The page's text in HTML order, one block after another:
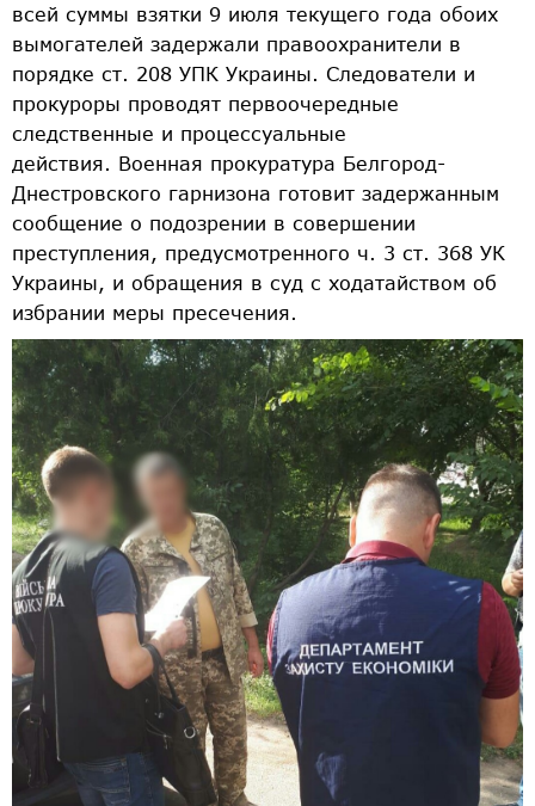
всей суммы взятки 9 июля текущего года обоих
вымогателей задержали правоохранители в
порядке ст. 208 УПК Украины. Следователи и
прокуроры проводят первоочередные
следственные и процессуальные
действия. Военная прокуратура Белгород-
Днестровского гарнизона готовит задержанным
сообщение о подозрении в совершении
преступления, предусмотренного ч. 3 ст. 368 УК
Украины, и обращения в суд с ходатайством об
избрании меры пресечения.